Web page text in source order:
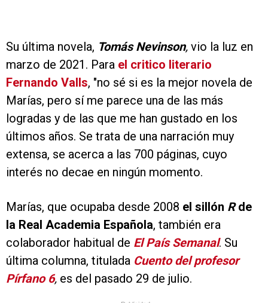
Su última novela, Tomás Nevinson, vio la luz en
marzo de 2021. Para el critico literario
Fernando Valls, "no sé si es la mejor novela de
Marías, pero sí me parece una de las más
logradas y de las que me han gustado en los
últimos años. Se trata de una narración muy
extensa, se acerca a las 700 páginas, cuyo
interés no decae en ningún momento.
Marías, que ocupaba desde 2008 el sillón Rde
la Real Academia Española, también era
colaborador habitual de El País Semanal. Su
última columna, titulada Cuento del profesor
Pírfano 6, es del pasado 29 de julio.